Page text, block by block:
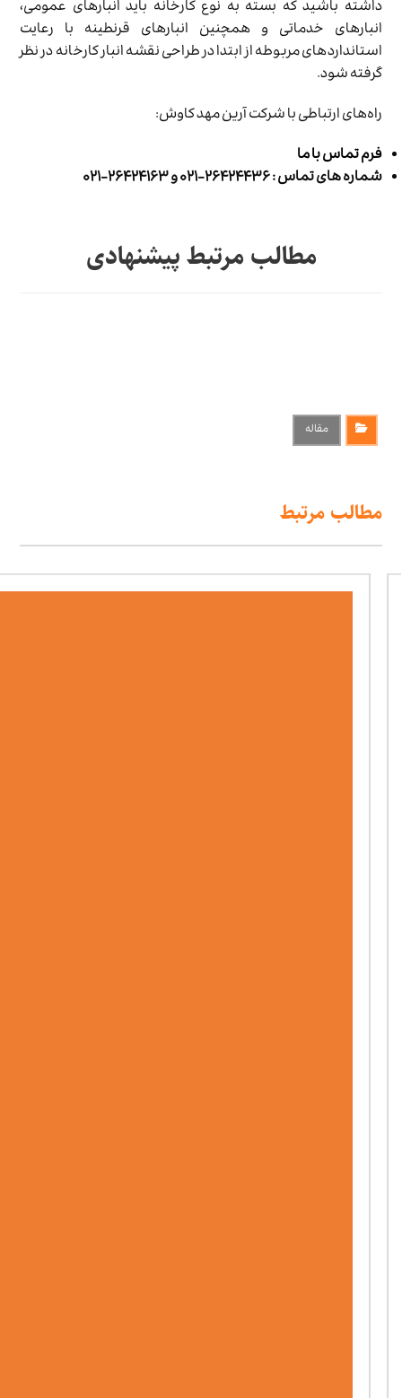
داشته باشید که بسته به نوع کارخانه باید انبارهای عمومی،
انبارهای خدماتی و همچنین انبارهای قرنطینه با رعایت
استانداردهای مربوطه از ابتدا در طراحی نقشه انبار کارخانه در نظر
گرفته شود.
راه‌های ارتباطی با شرکت آرین مهد کاوش:
فرم تماس با ما
شماره های تماس : ۲۶۴۲۴۴۳۶-۰۲۱ و ۲۶۴۲۴۱۶۳-۰۲۱
مطالب مرتبط پیشنهادی
مقاله
مطالب مرتبط